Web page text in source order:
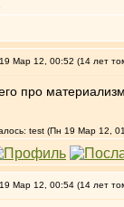
Мар 12, 00:52 (14 лет
про
test (Пн 19 Мар 12,
Мар 12, 00:54 (14 лет